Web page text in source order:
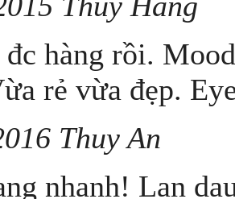
đc hàng rồi.
rẻ vừa đẹp.
Thuy An
nhanh! Lan